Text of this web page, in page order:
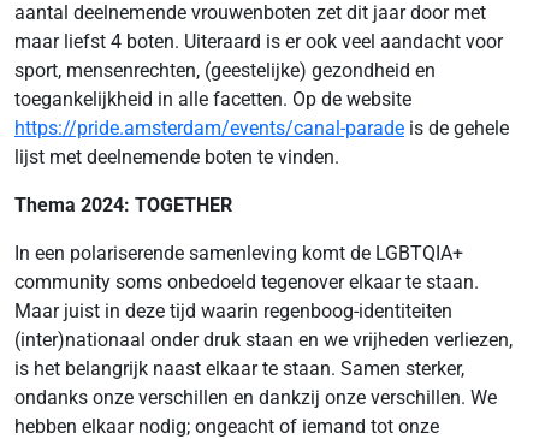
aantal deelnemende vrouwenboten zet dit jaar door met
maar liefst 4 boten. Uiteraard is er ook veel aandacht voor
sport, mensenrechten, (geestelijke) gezondheid en
toegankelijkheid in alle facetten. Op de website
https://pride.amsterdam/events/canal-parade is de gehele
lijst met deelnemende boten te vinden.
Thema 2024: TOGETHER
In een polariserende samenleving komt de LGBTQIA+
community soms onbedoeld tegenover elkaar te staan.
Maar juist in deze tijd waarin regenboog-identiteiten
(inter)nationaal onder druk staan en we vrijheden verliezen,
is het belangrijk naast elkaar te staan. Samen sterker,
ondanks onze verschillen en dankzij onze verschillen. We
hebben elkaar nodig; ongeacht of iemand tot onze